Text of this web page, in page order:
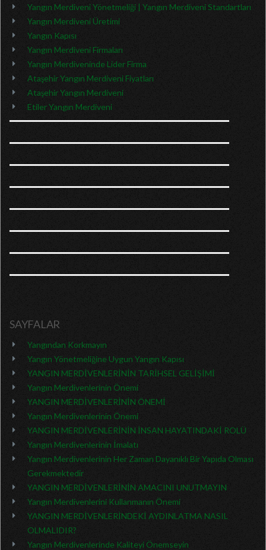
Yangın Merdiveni Yönetmeliği | Yangın Merdiveni Standartları
Yangın Merdiveni Üretimi
Yangın Kapısı
Yangın Merdiveni Firmaları
Yangın Merdiveninde Lider Firma
Ataşehir Yangın Merdiveni Fiyatları
Ataşehir Yangın Merdiveni
Etiler Yangın Merdiveni
SAYFALAR
Yangından Korkmayın
Yangın Yönetmeliğine Uygun Yangın Kapısı
YANGIN MERDİVENLERİNİN TARİHSEL GELİŞİMİ
Yangın Merdivenlerinin Önemi
YANGIN MERDİVENLERİNİN ÖNEMİ
Yangın Merdivenlerinin Önemi
YANGIN MERDİVENLERİNİN İNSAN HAYATINDAKİ ROLÜ
Yangın Merdivenlerinin İmalatı
Yangın Merdivenlerinin Her Zaman Dayanıklı Bir Yapıda Olması
Gerekmektedir
YANGIN MERDİVENLERİNİN AMACINI UNUTMAYIN
Yangın Merdivenlerini Kullanmanın Önemi
YANGIN MERDİVENLERİNDEKİ AYDINLATMA NASIL
OLMALIDIR?
Yangın Merdivenlerinde Kaliteyi Önemseyin